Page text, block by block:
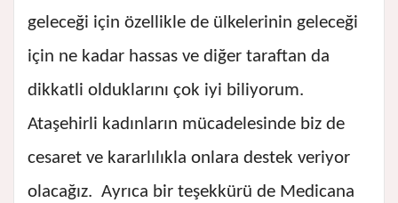
geleceği için özellikle de ülkelerinin geleceği
için ne kadar hassas ve diğer taraftan da
dikkatli olduklarını çok iyi biliyorum.
Ataşehirli kadınların mücadelesinde biz de
cesaret ve kararlılıkla onlara destek veriyor
olacağız. Ayrıca bir teşekkürü de Medicana